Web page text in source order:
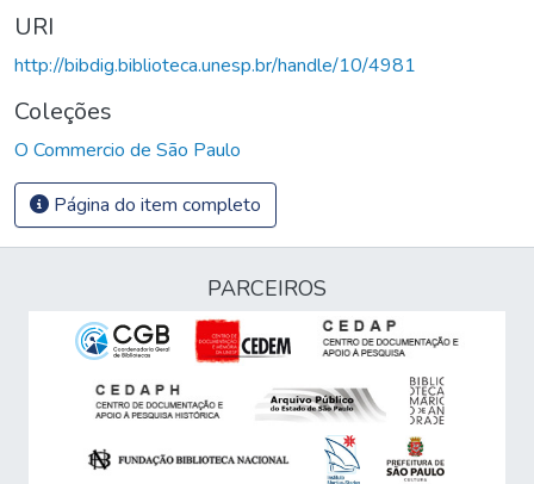
URI
http://bibdig.biblioteca.unesp.br/handle/10/4981
Coleções
O Commercio de São Paulo
Página do item completo
PARCEIROS